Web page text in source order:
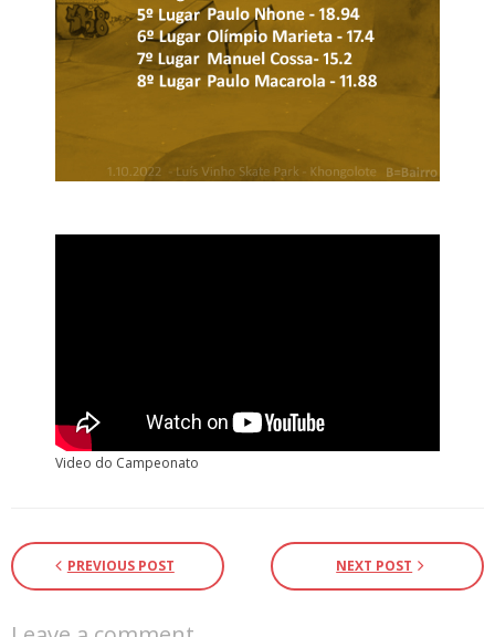
Video do Campeonato
PREVIOUS POST NEXT POST